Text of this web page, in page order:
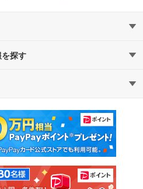
地域から探す
探す
中古マンション
中古一戸建て
土地
教えて！住まいの先生